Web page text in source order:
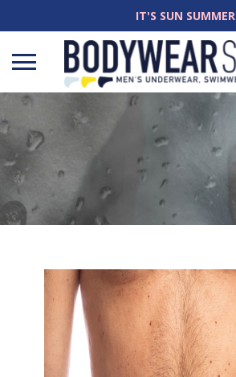
IT'S SUN SUMMER
Open